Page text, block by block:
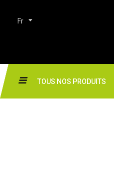
Fr
TOUS NOS PRODUITS